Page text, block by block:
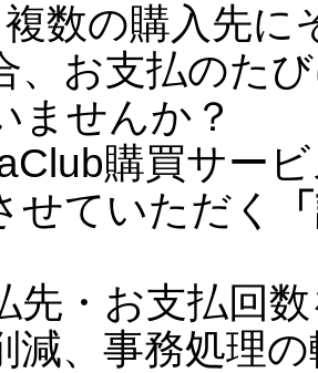
複数の購入先に
、お支払のた
ませんか？
購買サー
せていただく
先・お支払回
減、事務処理